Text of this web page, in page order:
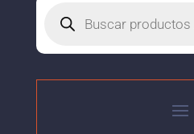
productos